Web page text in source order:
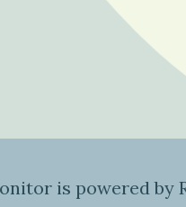
is powered by